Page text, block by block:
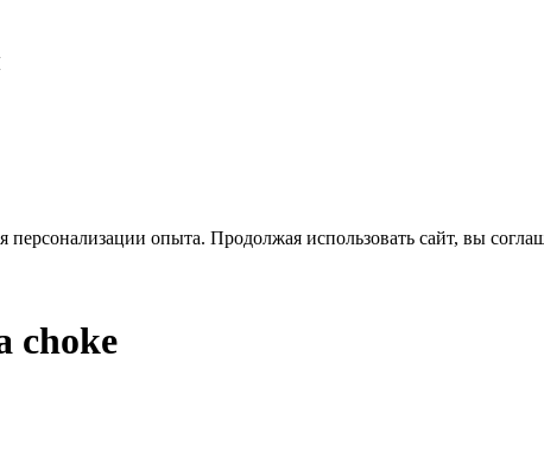
персонализации опыта. Продолжая использовать сайт, вы
choke